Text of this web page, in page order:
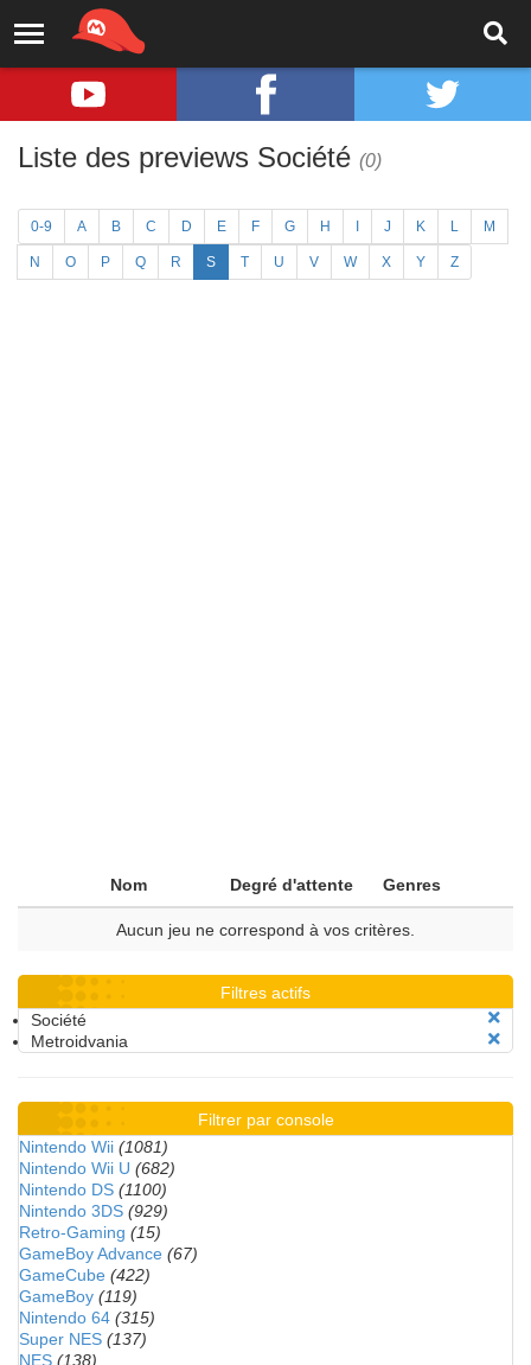
Liste des previews Société (0)
0-9 A B C D E F G H J K L M
N O P Q R S T U V W X Y Z
Nom Degré d'attente Genres
Aucun jeu ne correspond à vos critères.
Filtres actifs
Société
Metroidvania
Filtrer par console
Nintendo Wii (1081)
Nintendo Wii U (682)
Nintendo DS (1100)
Nintendo 3DS (929)
Retro-Gaming (15)
GameBoy Advance (67)
GameCube (422)
GameBoy (119)
Nintendo 64 (315)
Super NES (137)
NES (138)